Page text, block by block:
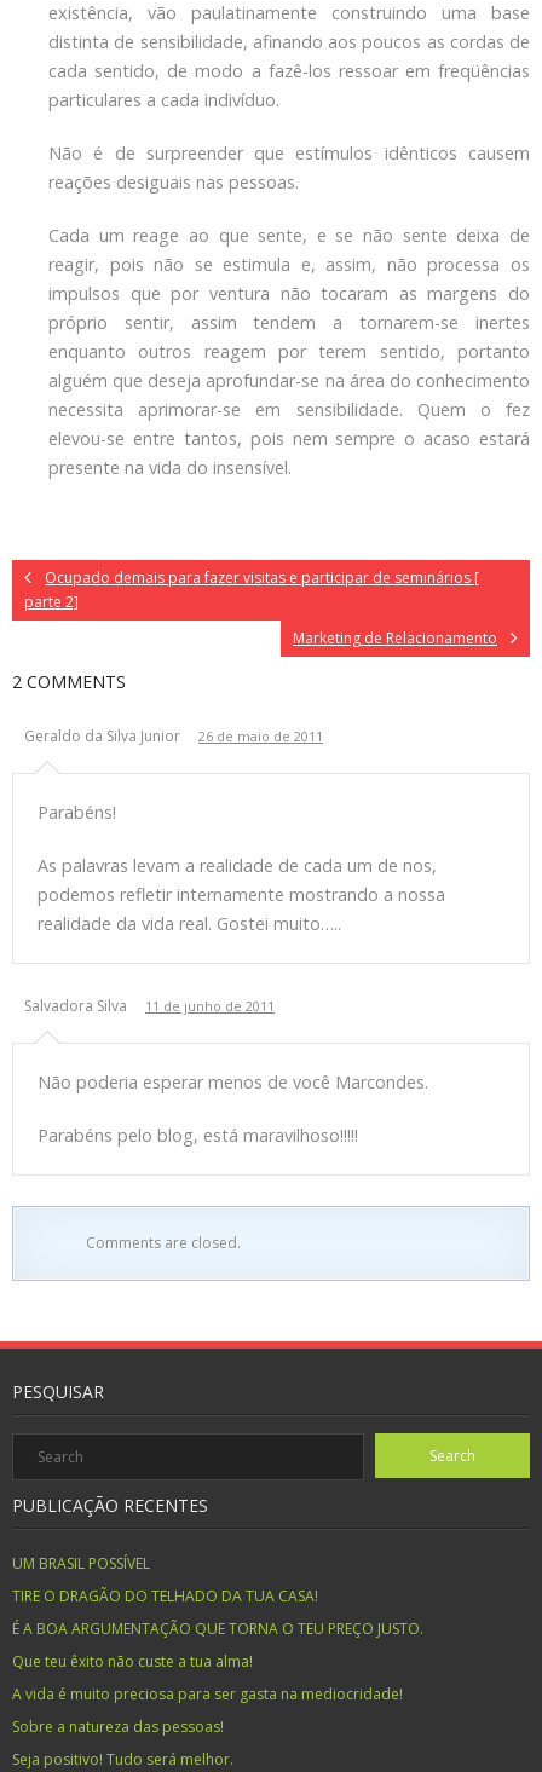
existência, vão paulatinamente construindo uma base
distinta de sensibilidade, afinando aos poucos as cordas de
cada sentido, de modo a fazê-los ressoar em freqüências
particulares a cada indivíduo.
Não é de surpreender que estímulos idênticos causem
reações desiguais nas pessoas.
Cada um reage ao que sente, e se não sente deixa de
reagir, pois não se estimula e, assim, não processa os
impulsos que por ventura não tocaram as margens do
próprio sentir, assim tendem a tornarem-se inertes
enquanto outros reagem por terem sentido, portanto
alguém que deseja aprofundar-se na área do conhecimento
necessita aprimorar-se em sensibilidade. Quem o fez
elevou-se entre tantos, pois nem sempre o acaso estará
presente na vida do insensível.
Ocupado demais para fazer visitas e participar de seminários [
parte 2]
Marketing de Relacionamento
2 COMMENTS
Geraldo da Silva Junior 26 de maio de 2011
Parabéns!
As palavras levam a realidade de cada um de nos,
podemos refletir internamente mostrando a nossa
realidade da vida real. Gostei muito…..
Salvadora Silva 11 de junho de 2011
Não poderia esperar menos de você Marcondes.
Parabéns pelo blog, está maravilhoso!!!!!
Comments are closed.
PESQUISAR
PUBLICAÇÃO RECENTES
UM BRASIL POSSÍVEL
TIRE O DRAGÃO DO TELHADO DA TUA CASA!
É A BOA ARGUMENTAÇÃO QUE TORNA O TEU PREÇO JUSTO.
Que teu êxito não custe a tua alma!
A vida é muito preciosa para ser gasta na mediocridade!
Sobre a natureza das pessoas!
Seja positivo! Tudo será melhor.